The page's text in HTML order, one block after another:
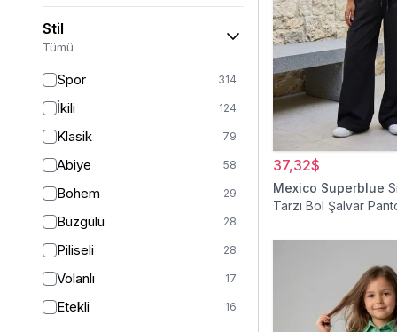
Pantolon 151
Etek 19
Stil
Tümü
Spor 314
İkili 124
Klasik 79
Abiye 58
Bohem 29
Büzgülü 28
Piliseli 28
Volanlı 17
Etekli 16
37,32$
Mexico Superblue
Tarzı Bol Şalvar